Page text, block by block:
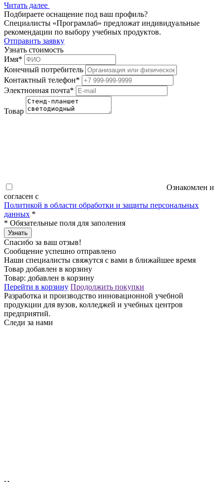
Читать далее
Подбираете оснащение под ваш профиль?
Специалисты «Програмлаб» предложат индивидуальные
рекомендации по выбору учебных продуктов.
Отправить заявку
Узнать стоимость
Имя*
Конечный потребитель
Контактный телефон*
Электнонная почта*
Товар
Ознакомлен и
согласен с
Политикой в области обработки и защиты персональных
данных *
* Обязательные поля для заполения
Узнать
Спасибо за ваш отзыв!
Сообщение успешно отправлено
Наши специалисты свяжутся с вами в ближайшее время
Товар добавлен в корзину
Товар: добавлен в корзину
Перейти в корзину Продолжить покупки
Разработка и производство инновационной учебной
продукции для вузов, колледжей и учебных центров
предприятий.
Следи за нами